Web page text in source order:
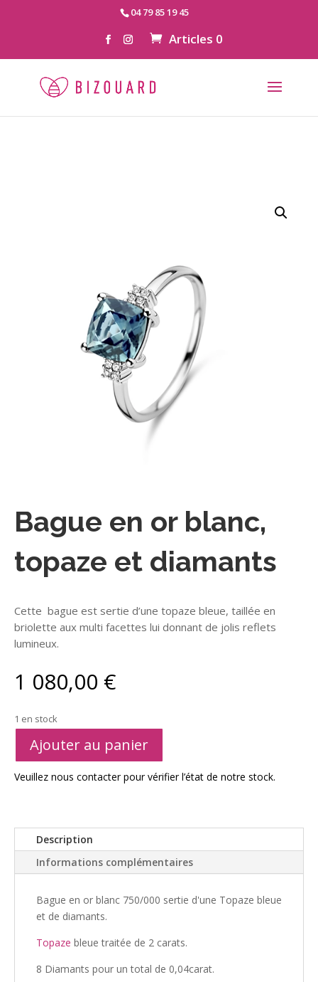
04 79 85 19 45
Articles 0
Bague en or blanc,
topaze et diamants
Cette bague est sertie d’une topaze bleue, taillée en
briolette aux multi facettes lui donnant de jolis reflets
lumineux.
1 080,00 €
1 en stock
Ajouter au panier
e
t
i
e
Veuillez nous contacter pour vérifier l’état de notre stock.
Description
Informations complémentaires
Bague en or blanc 750/000 sertie d'une Topaze bleue
et de diamants.
Topaze bleue traitée de 2 carats.
8 Diamants pour un total de 0,04carat.